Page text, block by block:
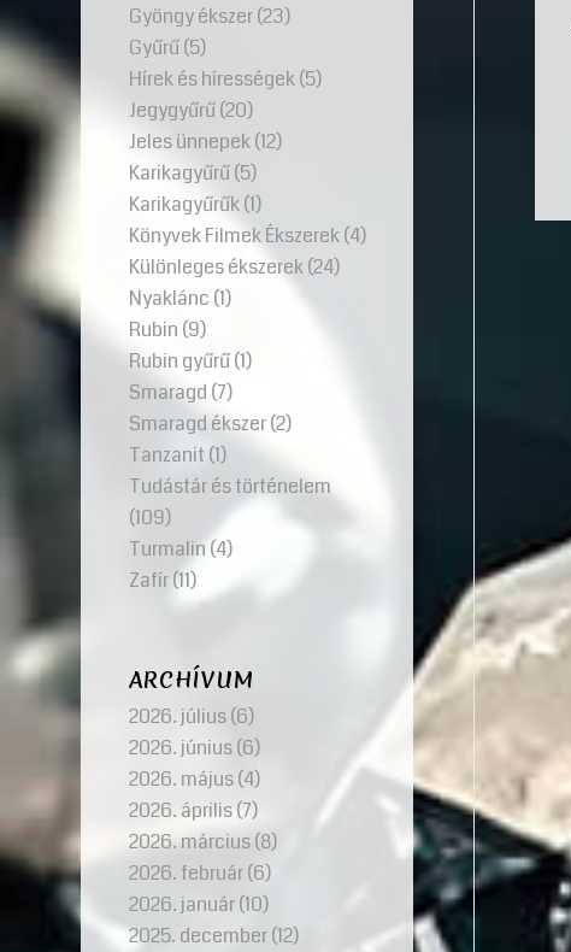
Gyöngy ékszer(23)
Gyűrű(5)
Hírek és hírességek(5)
Jegygyűrű(20)
Jeles ünnepek(12)
Karikagyűrű(5)
Karikagyűrűk(1)
Könyvek Filmek Ékszerek(4)
Különleges ékszerek(24)
Nyaklánc (1)
Rubin (9)
Rubin gyűrű(1)
Smaragd (7)
Smaragd ékszer(2)
Tanzanit (1)
Tudástár és történelem
(109)
Turmalin (4)
Zafír(11)
ARCHÍVUM
2026. július(6)
2026. június(6)
2026. május(4)
2026. április(7)
2026. március(8)
2026. február(6)
2026. január(10)
2025. december(12)